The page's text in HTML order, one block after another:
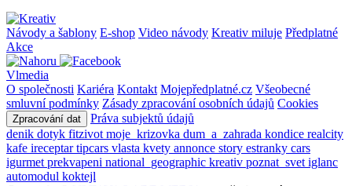
Návody a šablony E-shop Video návody Kreativ miluje Předplatné
Akce
Vlmedia
O společnosti Kariéra Kontakt Mojepředplatné.cz Všeobecné
smluvní podmínky Zásady zpracování osobních údajů Cookies
Zpracování dat
Práva subjektů údajů
denik dotyk fitzivot moje_krizovka dum_a_zahrada kondice realcity
kafe ireceptartipcars vlasta kvety annonce story estranky cars
igurmet prekvapeni national_geographic kreativ poznat_svet iglanc
automodul koktejl